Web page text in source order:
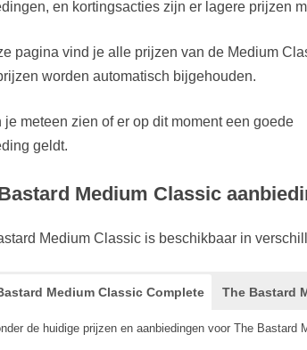
en kortingsacties zijn er lagere prijzen
pagina vind je alle prijzen van de Medium
worden automatisch bijgehouden.
je meteen zien of er op dit moment een goede
geldt.
Medium Classic
Medium Classic is beschikbaar in
Medium Classic Complete The Bastard
de huidige prijzen en aanbiedingen voor The